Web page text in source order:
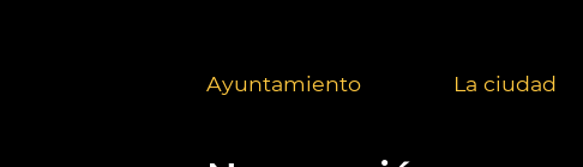
Ayuntamiento La ciudad